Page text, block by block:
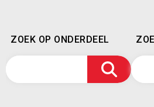
ZOEK OP ONDERDEEL